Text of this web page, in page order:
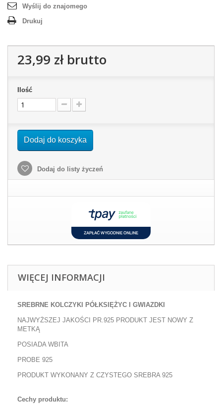
Wyślij do znajomego
Drukuj
23,99 złbrutto
Ilość
Dodaj do koszyka
Dodaj do listy życzeń
WIĘCEJ INFORMACJI
SREBRNE KOLCZYKI PÓŁKSIĘŻYC I GWIAZDKI
NAJWYŻSZEJ JAKOŚCI PR.925 PRODUKT JEST NOWY Z
METKĄ
POSIADA WBITA
PROBE 925
PRODUKT WYKONANY Z CZYSTEGO SREBRA 925
Cechy produktu: